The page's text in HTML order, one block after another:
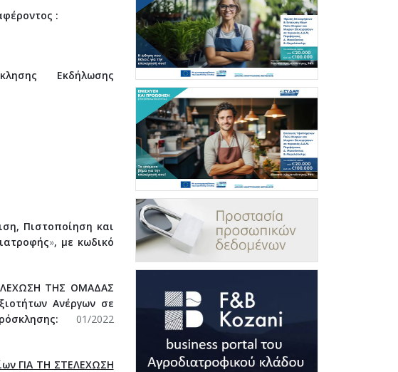
:
Εκδήλωσης
Πιστοποίηση και
», με κωδικό
ΤΗΣ ΟΜΑΔΑΣ
Ανέργων σε
01/2022
ΓΙΑ ΤΗ ΣΤΕΛΕΧΩΣΗ